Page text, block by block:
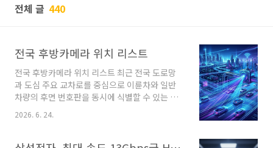
전체 글 440
전국 후방카메라 위치 리스트
전국 후방카메라 위치 리스트 최근 전국 도로망
과 도심 주요 교차로를 중심으로 이륜차와 일반
차량의 후면 번호판을 동시에 식별할 수 있는 단
속 장비가 빠르게 확충되고 있습니다. 본 글은 운
전자분들의 안전 운행과 교통 법규 준수를 돕기
적으로 작성되었으며, 상습 위반 구역의 특징을
2026. 6. 24.